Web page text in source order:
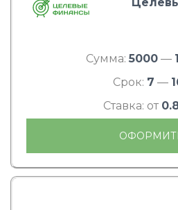
Сумма: 5000 —
Срок: 7 —
Ставка: от